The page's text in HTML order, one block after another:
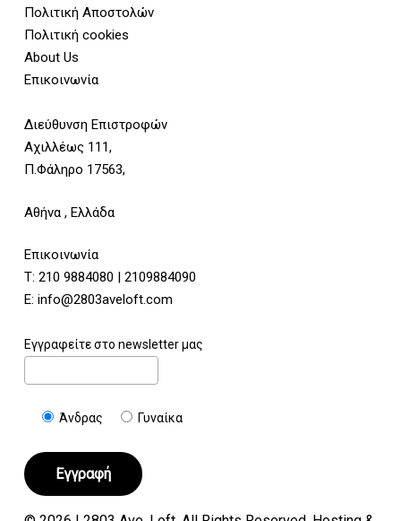
Πολιτική Αποστολών
Πολιτική cookies
About Us
Επικοινωνία
Διεύθυνση Επιστροφών
Αχιλλέως 111,
Π.Φάληρο 17563,
Αθήνα , Ελλάδα
Επικοινωνία
Τ: 210 9884080 | 2109884090
E: info@2803aveloft.com
Εγγραφείτε στο newsletter μας
Άνδρας Γυναίκα